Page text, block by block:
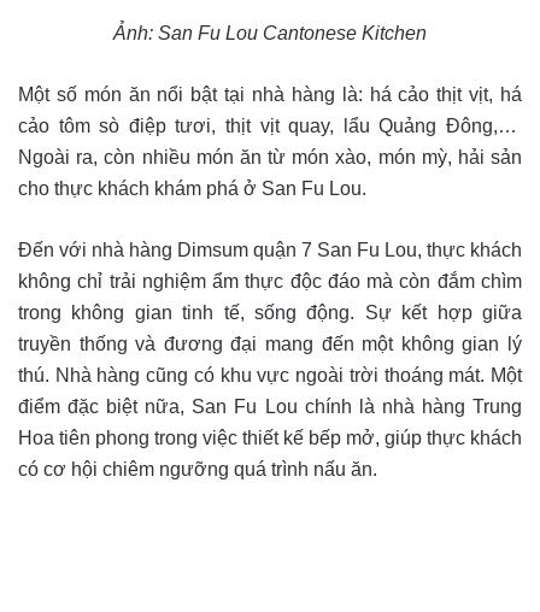
Ảnh: San Fu Lou Cantonese Kitchen
Một số món ăn nổi bật tại nhà hàng là: há cảo thịt vịt, há
cảo tôm sò điệp tươi, thịt vịt quay, lẩu Quảng Đông,…
Ngoài ra, còn nhiều món ăn từ món xào, món mỳ, hải sản
cho thực khách khám phá ở San Fu Lou.
Đến với nhà hàng Dimsum quận 7 San Fu Lou, thực khách
không chỉ trải nghiệm ẩm thực độc đáo mà còn đắm chìm
trong không gian tinh tế, sống động. Sự kết hợp giữa
truyền thống và đương đại mang đến một không gian lý
thú. Nhà hàng cũng có khu vực ngoài trời thoáng mát. Một
điểm đặc biệt nữa, San Fu Lou chính là nhà hàng Trung
Hoa tiên phong trong việc thiết kế bếp mở, giúp thực khách
có cơ hội chiêm ngưỡng quá trình nấu ăn.